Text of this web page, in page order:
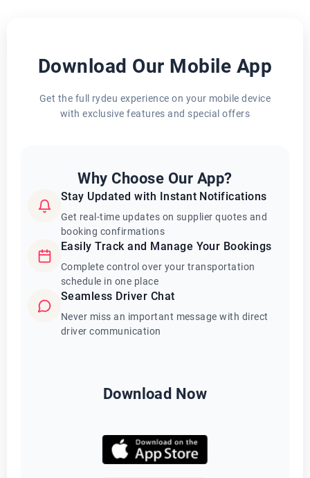
Download Our Mobile App
Get the full rydeu experience on your mobile device
with exclusive features and special offers
Why Choose Our App?
Stay Updated with Instant Notifications
Get real-time updates on supplier quotes and
booking confirmations
Easily Track and Manage Your Bookings
Complete control over your transportation
schedule in one place
Seamless Driver Chat
Never miss an important message with direct
driver communication
Download Now